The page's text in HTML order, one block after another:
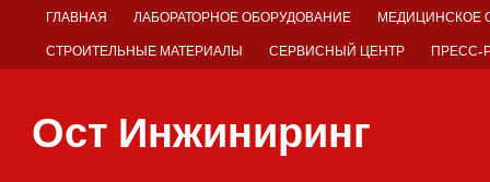
ГЛАВНАЯ ЛАБОРАТОРНОЕ ОБОРУДОВАНИЕ МЕДИЦИНСКОЕ
СТРОИТЕЛЬНЫЕ МАТЕРИАЛЫ СЕРВИСНЫЙ ЦЕНТР ПРЕСС-
Ост Инжиниринг